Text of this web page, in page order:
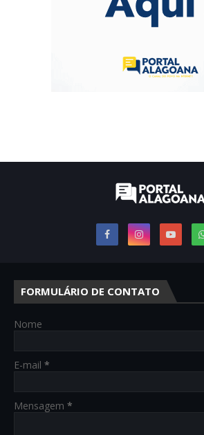
FORMULÁRIO DE CONTATO
Nome
E-mail *
Mensagem *